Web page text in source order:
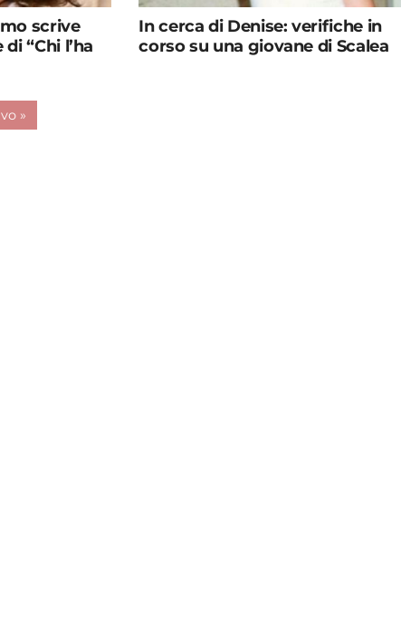
scrive
“Chi l’ha
In cerca di Denise: verifiche in
corso su una giovane di Scalea
»